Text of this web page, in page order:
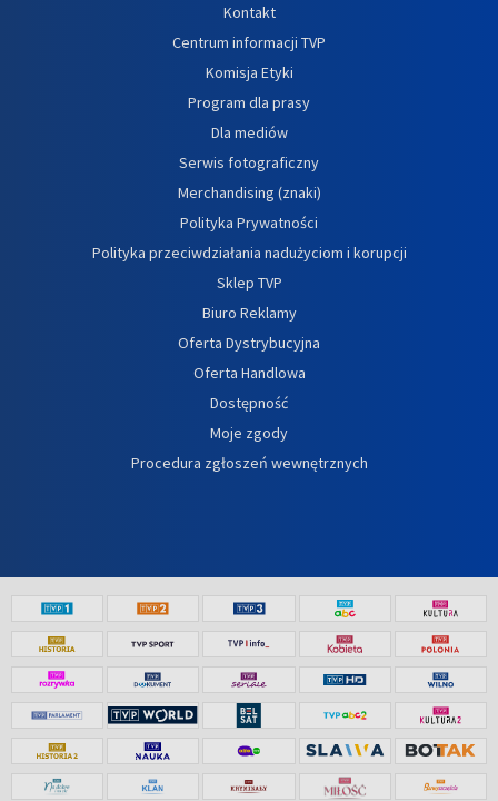
Kontakt
Centrum informacji TVP
Komisja Etyki
Program dla prasy
Dla mediów
Serwis fotograficzny
Merchandising (znaki)
Polityka Prywatności
Polityka przeciwdziałania nadużyciom i korupcji
Sklep TVP
Biuro Reklamy
Oferta Dystrybucyjna
Oferta Handlowa
Dostępność
Moje zgody
Procedura zgłoszeń wewnętrznych